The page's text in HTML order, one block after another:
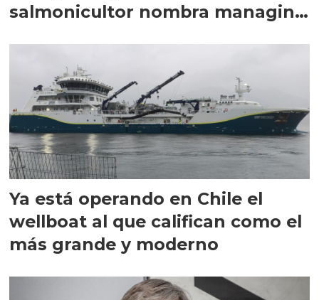
salmonicultor nombra managing
Ya está operando en Chile el
wellboat al que califican como el
más grande y moderno